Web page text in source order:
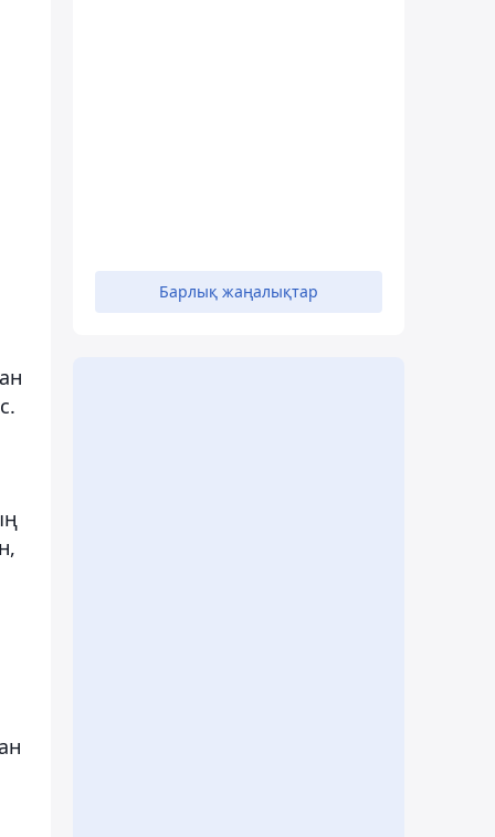
Барлық жаңалықтар